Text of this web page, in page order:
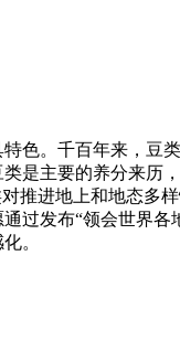
。千百年来，豆
是主要的养分来历
推进地上和地态
过发布“领会世界
。